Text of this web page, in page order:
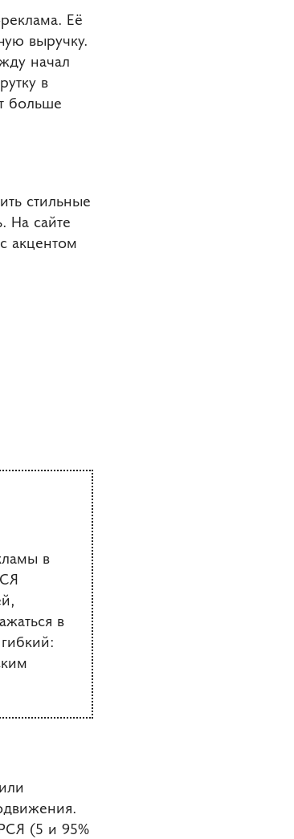
Её
выручку.
начал
в
больше
стильные
На сайте
акцентом
в
в
(5 и 95%